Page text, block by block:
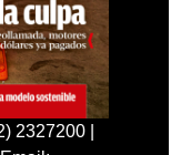
2327200 |